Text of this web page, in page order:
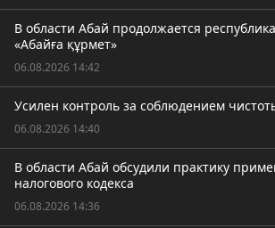
В области Абай продолжается
«Абайға құрмет»
06.08.2026 14:42
Усилен контроль за соблюдением
06.08.2026 14:40
В области Абай обсудили практику
налогового кодекса
06.08.2026 14:36